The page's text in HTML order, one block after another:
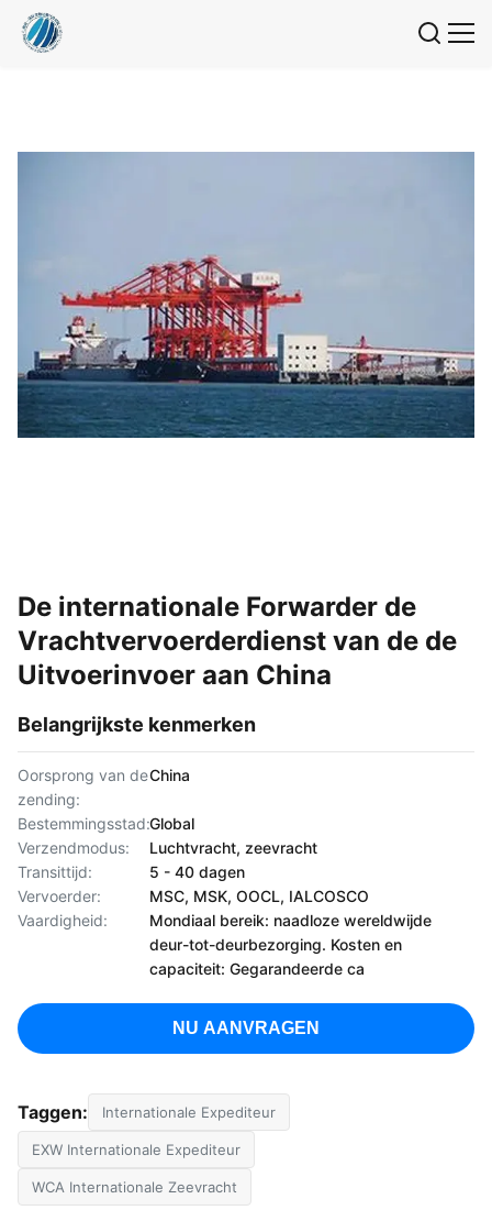
De internationale Forwarder de
Vrachtvervoerderdienst van de de
Uitvoerinvoer aan China
Belangrijkste kenmerken
Oorsprong van de
zending:
China
Bestemmingsstad:Global
Verzendmodus:
Luchtvracht, zeevracht
Transittijd:
5 - 40 dagen
Vervoerder:
MSC, MSK, OOCL, IALCOSCO
Vaardigheid:
Mondiaal bereik: naadloze wereldwijde
deur-tot-deurbezorging. Kosten en
capaciteit: Gegarandeerde ca
NU AANVRAGEN
Taggen: Internationale Expediteur
EXW Internationale Expediteur
WCA Internationale Zeevracht